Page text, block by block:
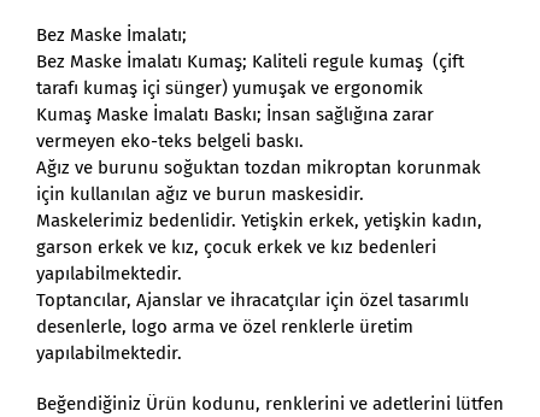
Bez Maske İmalatı;
Bez Maske İmalatı Kumaş; Kaliteli regule kumaş (çift
tarafı kumaş içi sünger) yumuşak ve ergonomik
Kumaş Maske İmalatı Baskı; İnsan sağlığına zarar
vermeyen eko-teks belgeli baskı.
Ağız ve burunu soğuktan tozdan mikroptan korunmak
için kullanılan ağız ve burun maskesidir.
Maskelerimiz bedenlidir. Yetişkin erkek, yetişkin kadın,
garson erkek ve kız, çocuk erkek ve kız bedenleri
yapılabilmektedir.
Toptancılar, Ajanslar ve ihracatçılar için özel tasarımlı
desenlerle, logo arma ve özel renklerle üretim
yapılabilmektedir.
Beğendiğiniz Ürün kodunu, renklerini ve adetlerini lütfen